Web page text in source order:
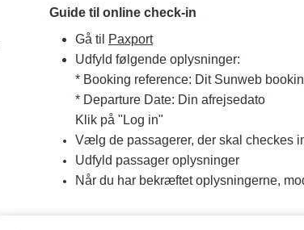
Guide til online check-in
Gå til
Paxport
Udfyld følgende oplysninger:
* Booking reference: Dit Sunweb
* Departure Date: Din afrejsedato
Klik på "Log in"
Vælg de passagerer, der skal checkes
Udfyld passager oplysninger
Når du har bekræftet oplysningerne,